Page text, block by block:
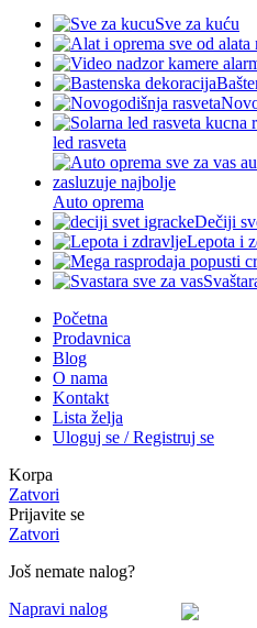
Sve za kuću
led rasveta
Auto oprema
Dečiji
Lepota i
Početna
Prodavnica
Blog
O nama
Kontakt
Lista želja
Uloguj se / Registruj se
Korpa
Zatvori
Prijavite se
Zatvori
Još nemate nalog?
Napravi nalog